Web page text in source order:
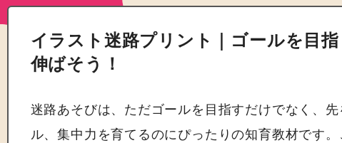
イラスト迷路プリント｜ゴールを目
伸ばそう！
迷路あそびは、ただゴールを目指すだけでなく、
ル、集中力を育てるのにぴったりの知育教材です